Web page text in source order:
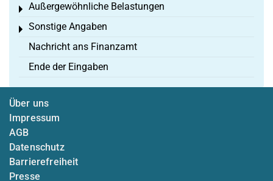
Außergewöhnliche Belastungen
Toggle menu
Sonstige Angaben
Toggle menu
Nachricht ans Finanzamt
Ende der Eingaben
Über uns
Impressum
AGB
Datenschutz
Barrierefreiheit
Presse